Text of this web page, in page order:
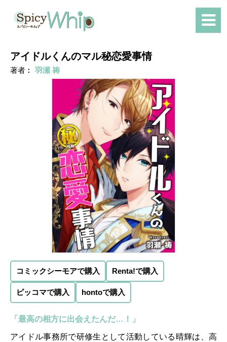
アイドルくんのマル秘恋愛事情
著者︰ 羽瀬 祷
コミックシーモアで購入 Renta!で購入
ピッコマで購入 hontoで購入
「最高の相方に出会えたんだ…！」
アイドル事務所で研修生として活動している晴輝は、高